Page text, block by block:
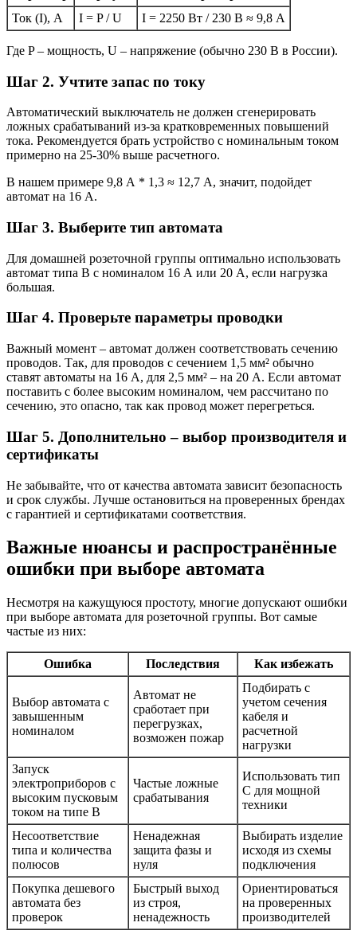
Ток (I), А
I = P / U I = 2250 Вт / 230 В ≈ 9,8 А
Где P – мощность, U – напряжение (обычно 230 В в России).
Шаг 2. Учтите запас по току
Автоматический выключатель не должен сгенерировать
ложных срабатываний из-за кратковременных повышений
тока. Рекомендуется брать устройство с номинальным током
примерно на 25-30% выше расчетного.
В нашем примере 9,8 А * 1,3 ≈ 12,7 А, значит, подойдет
автомат на 16 А.
Шаг 3. Выберите тип автомата
Для домашней розеточной группы оптимально использовать
автомат типа B с номиналом 16 А или 20 А, если нагрузка
большая.
Шаг 4. Проверьте параметры проводки
Важный момент – автомат должен соответствовать сечению
проводов. Так, для проводов с сечением 1,5 мм² обычно
ставят автоматы на 16 А, для 2,5 мм² – на 20 А. Если автомат
поставить с более высоким номиналом, чем рассчитано по
сечению, это опасно, так как провод может перегреться.
Шаг 5. Дополнительно – выбор производителя и
сертификаты
Не забывайте, что от качества автомата зависит безопасность
и срок службы. Лучше остановиться на проверенных брендах
с гарантией и сертификатами соответствия.
Важные нюансы и распространённые
ошибки при выборе автомата
Несмотря на кажущуюся простоту, многие допускают ошибки
при выборе автомата для розеточной группы. Вот самые
частые из них:
Ошибка Последствия Как избежать
Выбор автомата с
завышенным
номиналом
Автомат не
сработает при
перегрузках,
возможен пожар
Подбирать с
учетом сечения
кабеля и
расчетной
нагрузки
Запуск
электроприборов с
высоким пусковым
током на типе B
Частые ложные
срабатывания
Использовать тип
C для мощной
техники
Несоответствие
типа и количества
полюсов
Ненадежная
защита фазы и
нуля
Выбирать изделие
исходя из схемы
подключения
Покупка дешевого
автомата без
проверок
Быстрый выход
из строя,
ненадежность
Ориентироваться
на проверенных
производителей